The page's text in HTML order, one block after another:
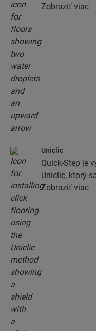
podlahy majú
kedykoľvek
Zobraziť viac
Uniclic
Quick-Step je
Uniclic, ktorý
montáže
Zobraziť viac